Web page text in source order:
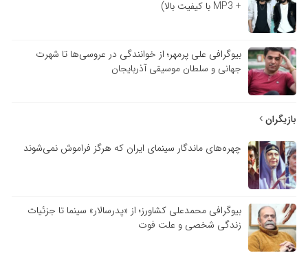
+ MP3 با کیفیت بالا)
بیوگرافی علی پرمهر؛ از خوانندگی در عروسی‌ها تا شهرت
جهانی و سلطان موسیقی آذربایجان
بازیگران
چهره‌های ماندگار سینمای ایران که هرگز فراموش نمی‌شوند
بیوگرافی محمدعلی کشاورز؛ از «پدرسالار» سینما تا جزئیات
زندگی شخصی و علت فوت